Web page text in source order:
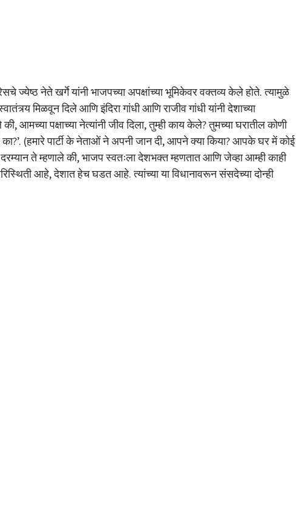
ज्येष्ठ नेते खर्गे यांनी भाजपच्या अपक्षांच्या भूमिकेवर वक्तव्य केले होते. त्यामुळे
मिळवून दिले आणि इंदिरा गांधी आणि राजीव गांधी यांनी देशाच्या
आमच्या पक्षाच्या नेत्यांनी जीव दिला, तुम्ही काय केले? तुमच्या घरातील कोणी
(हमारे पार्टी के नेताओं ने अपनी जान दी, आपने क्या किया? आपके घर में कोई
ते म्हणाले की, भाजप स्वतःला देशभक्त म्हणतात आणि जेव्हा आम्ही काही
आहे, देशात हेच घडत आहे. त्यांच्या या विधानावरून संसदेच्या दोन्ही